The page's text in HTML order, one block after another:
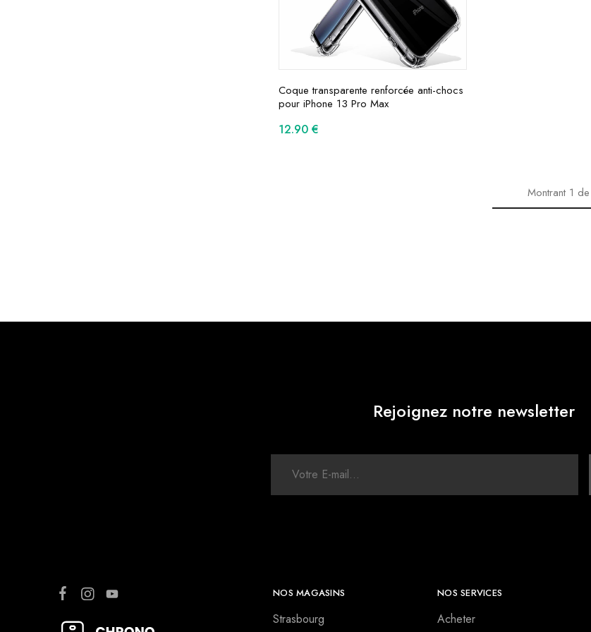
Coque transparente renforcée anti-chocs
pour iPhone 13 Pro Max
12.90 €
Montrant 1de
Rejoignez notre newsletter
NOS MAGASINS
Strasbourg
NOS SERVICES
Acheter